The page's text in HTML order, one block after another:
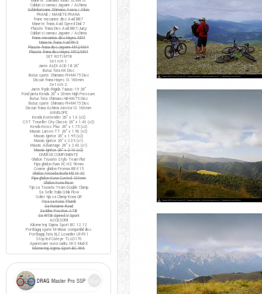
Cabluri si camasi Jagwire / Ashima
Schimbatoare Shimano Acera / Alivio
FRANE / MANETE FRANA
Frane mecanice disc Avid BB7
Manete frana Avid Speed Dial 7
Placute frana Disc Avid BB7/Juicy
Cabluri si camasi Jagwire / Ashima
Frane mecanice disc Hayes MX4
Manete frana Avid FR-5
Placute frana disc Jagwire MX2/MX4
Placute frana disc Hayes MX2/MX4
SET ROTI MTB
Set roti 1:
Jante ALEX ACE-18 26"
Butuc fata KK Disc
Butuc spate Shimano FH-M475 Disc
Discuri frana Hayes IS 160mm
Set roti 2:
Jante Ryde/Rigida Taurus-19 26"
Fond janta Kenda 26" x 20mm High Pressure
Butuc fata Shimano HB-M475 Disc
Butuc spate Shimano FH-M475 Disc
Discuri frana Ashima Airotor IS 160mm
ANVELOPE
Kenda Kontender 26" x 1.0 (x2)
CST Traveller City Classic 26" x 1.40 (x2)
Kenda Kross Plus 26" x 1.75 (x2)
Maxxis Larsen TT 26" x 1.90 (x2)
Maxxis Ignitor 26" x 1.95 (x2)
Maxxis Ignitor 26" x 2.35 (x1)
Maxxis Advantage 26" x 2.40 (x1)
Maxxis Ignitor 26" x 2.10 (x2)
DIVERSE COMPONENTE
Ghidon Truvativ Stylo Team Flat
Pipa ghidon Funn XC HS 90mm
Coarne ghidon Promax BE-315
Ghidon Amoeba Borla M310 XC
Pipa ghidon Kona Control 100mm
Ghidon Kona Riser
Tija sa Truvativ Team Double Clamp
Sa Selle Italia Q-bik Flow
Colier tija sa Clamp Kona QR
Tisa sa Kona Thumb
Sa Noname Road
Sa Bike Positive ATB
Sa WTB Speed V Sport
ACCESORII
Kilometraj Sigma Sport BC 12.12
Portbagaj spate M-Wave compatibil disc
Portbagaj fata XLC Lowrider LR-F01
Stop led Cateye TL-LD170
Aparatoare noroi cadru SKS Mud-X
Kilometraj Sigma Sport BC 906